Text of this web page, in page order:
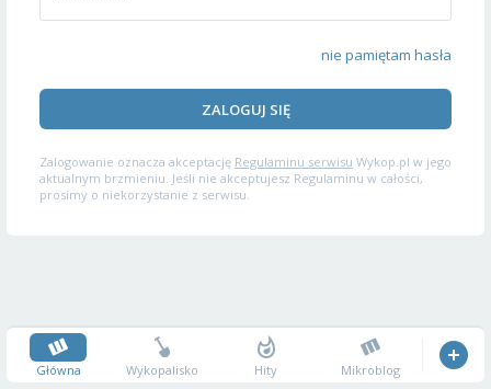
nie pamiętam hasła
ZALOGUJ SIĘ
Zalogowanie oznacza akceptację Regulaminu serwisu Wykop.pl w jego
aktualnym brzmieniu. Jeśli nie akceptujesz Regulaminu w całości,
prosimy o niekorzystanie z serwisu.
Główna Wykopalisko Hity Mikroblog